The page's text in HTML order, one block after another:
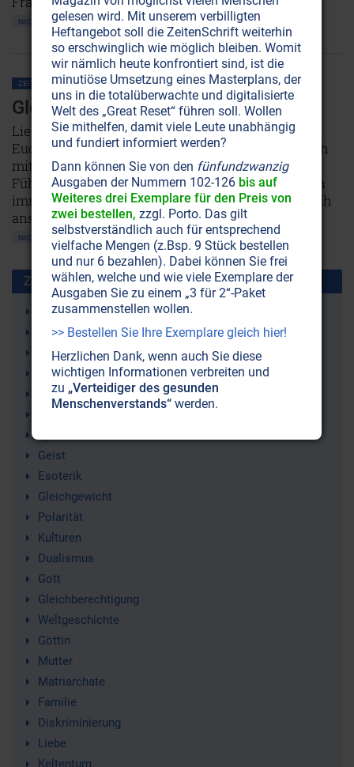
NICHT ONLINE VERFÜGBAR AUSGABE BESTELLEN
ZEITENSCHRIFT NR. 19, S.62 GESELLSCHAFT ALLGEMEIN YIN-YANG
Glosse: Managerin aus Liebe
Liebe Hausfrauen, wißt ihr eigentlich, daß ohne
Euch die Welt auseinanderfällt? Dann geht endlich
mit dem richtigen Bewußtsein an Eure
Führungsaufgabe heran! Umso mehr, als Ihr schon
immer das praktiziertet, was die Wirtschaft endlich
anstreben soll: Management mit Liebe.
NICHT ONLINE VERFÜGBAR
Zusammen benutzt mit:
Yin
Yang
Weiblich
Feminismus
Frau
Geist
Esoterik
Gleichgewicht
Polarität
Kulturen
Dualismus
Gott
Gleichberechtigung
Weltgeschichte
Göttin
Mutter
Matriarchate
Familie
Diskriminierung
Liebe
Keltentum
gelesen wird. Mit unserem verbilligten
Heftangebot soll die ZeitenSchrift weiterhin
so erschwinglich wie möglich bleiben. Womit
wir nämlich heute konfrontiert sind, ist die
minutiöse Umsetzung eines Masterplans, der
uns in die totalüberwachte und digitalisierte
Welt des „Great Reset“ führen soll. Wollen
Sie mithelfen, damit viele Leute unabhängig
und fundiert informiert werden?
Dann können Sie von den fünfundzwanzig
Ausgaben der Nummern 102-126 bis auf
Weiteres drei Exemplare für den Preis von
zwei bestellen, zzgl. Porto. Das gilt
selbstverständlich auch für entsprechend
vielfache Mengen (z.Bsp. 9 Stück bestellen
und nur 6 bezahlen). Dabei können Sie frei
wählen, welche und wie viele Exemplare der
Ausgaben Sie zu einem „3 für 2“-Paket
zusammenstellen wollen.
>> Bestellen Sie Ihre Exemplare gleich hier!
Herzlichen Dank, wenn auch Sie diese
wichtigen Informationen verbreiten und
zu „Verteidiger des gesunden
Menschenverstands“ werden.